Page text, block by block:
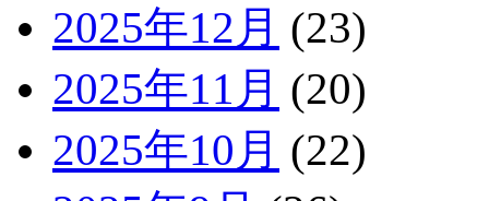
2025年12月 (23)
2025年11月 (20)
2025年10月 (22)